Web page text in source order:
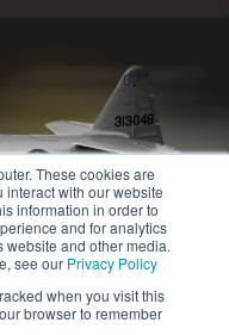
These cookies are
with our website
information in order to
and for analytics
website and other media.
see our Privacy Policy
when you visit this
browser to remember
rights reserved